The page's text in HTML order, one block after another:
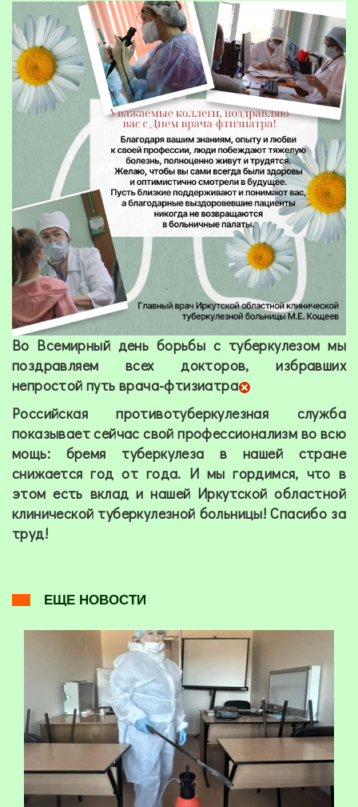
Во Всемирный день борьбы с туберкулезом мы
поздравляем всех докторов, избравших
непростой путь врача-фтизиатра
Российская противотуберкулезная служба
показывает сейчас свой профессионализм во всю
мощь: бремя туберкулеза в нашей стране
снижается год от года. И мы гордимся, что в
этом есть вклад и нашей Иркутской областной
клинической туберкулезной больницы! Спасибо за
труд!
ЕЩЕ НОВОСТИ